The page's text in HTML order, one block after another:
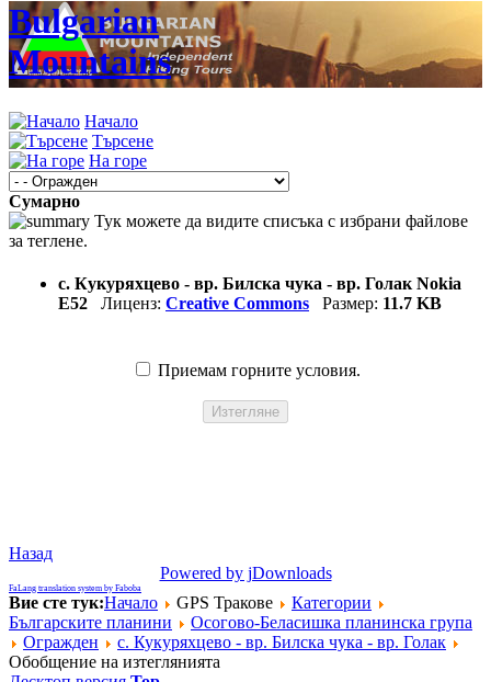
Bulgarian
Mountains
Начало
Търсене
На горе
Сумарно
Тук можете да видите списъка с избрани файлове
за теглене.
с. Кукуряхцево - вр. Билска чука - вр. Голак Nokia
Е52 Лиценз: Creative Commons Размер: 11.7 KB
Приемам горните условия.
Назад
Powered by jDownloads
FaLang translation system by Faboba
Вие сте тук:Начало GPS Тракове
Категории
Българските планини
Осогово-Беласишка планинска група
Огражден
с. Кукуряхцево - вр. Билска чука - вр. Голак
Обобщение на изтеглянията